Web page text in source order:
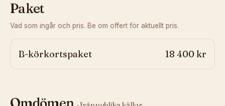
Paket
Vad som ingår och pris. Be om offert för aktuellt pris.
B-körkortspaket 18 400 kr